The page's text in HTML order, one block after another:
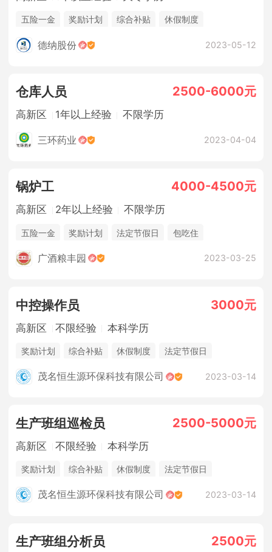
五险一金 奖励计划 综合补贴
休假制度
法定节假日
德纳股份 2023-05-12
仓库人员 2500-6000元
高新区 1年以上经验 不限学历
三环药业 2023-04-04
锅炉工 4000-4500元
高新区 2年以上经验 不限学历
五险一金 奖励计划 法定节假日 包吃住
广酒粮丰园 2023-03-25
中控操作员 3000元
高新区 不限经验 本科学历
奖励计划 综合补贴 休假制度
法定节假日
三险一金
茂名恒生源环保科技有限公司 2023-03-14
生产班组巡检员 2500-5000元
高新区 不限经验 本科学历
奖励计划 综合补贴 休假制度
法定节假日
三险一金
茂名恒生源环保科技有限公司 2023-03-14
生产班组分析员 2500元